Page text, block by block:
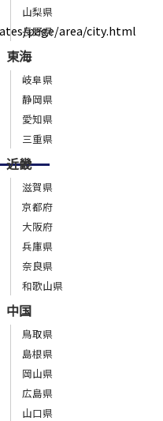
page/area/city.html
山梨県
長野県
東海
岐阜県
静岡県
愛知県
三重県
近畿
滋賀県
京都府
大阪府
兵庫県
奈良県
和歌山県
中国
鳥取県
島根県
岡山県
広島県
山口県